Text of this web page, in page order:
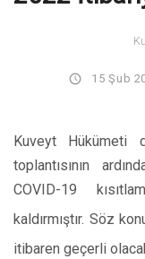
15 Şub
Kuveyt Hükümeti
toplantısının
COVID-19
kaldırmıştır. Söz
itibaren geçerli